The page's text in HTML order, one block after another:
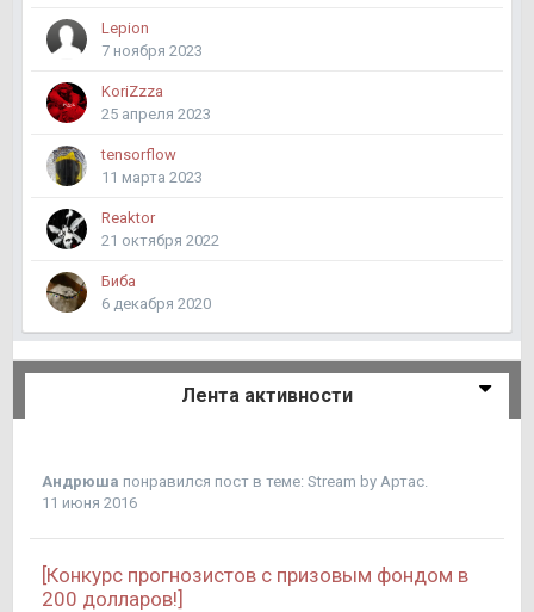
Lepion
7 ноября 2023
KoriZzza
25 апреля 2023
tensorflow
11 марта 2023
Reaktor
21 октября 2022
Биба
6 декабря 2020
Лента активности
Андрюша понравился пост в теме: Stream by Артас.
11 июня 2016
[Конкурс прогнозистов с призовым фондом в
200 долларов!]